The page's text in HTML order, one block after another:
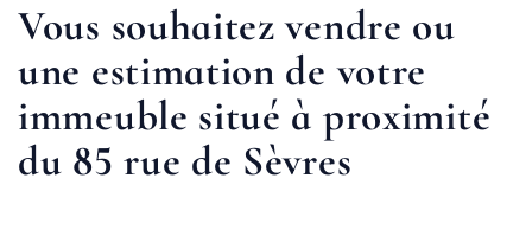
Vous souhaitez vendre ou
une estimation de votre
immeuble situé à proximité
du 85 rue de Sèvres